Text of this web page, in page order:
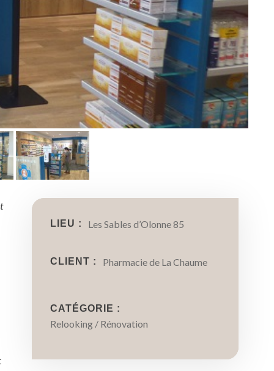
LIEU : Les Sables d’Olonne 85
CLIENT : Pharmacie de La Chaume
CATÉGORIE :
Relooking / Rénovation